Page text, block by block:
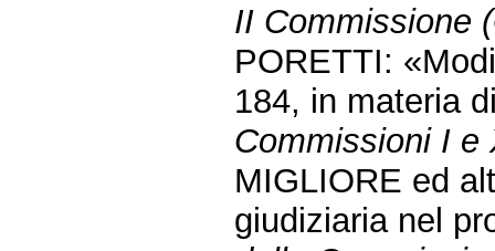
II Commissione
PORETTI:
184, in materia
Commissioni I e
MIGLIORE ed
giudiziaria nel